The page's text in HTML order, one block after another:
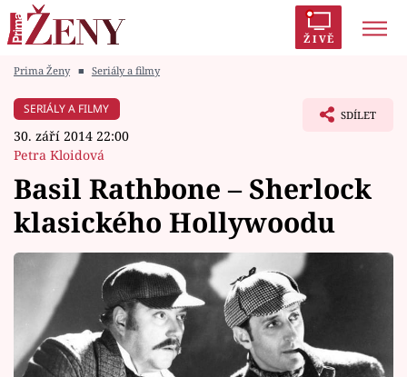
ŽIVĚ
Módní alarm
Témata
Celebrity
Vztahy
Seriály
Prima Ženy ■ Seriály a filmy
SERIÁLY A FILMY
30. září 2014 22:00
Petra Kloidová
SDÍLET
Basil Rathbone – Sherlock
klasického Hollywoodu